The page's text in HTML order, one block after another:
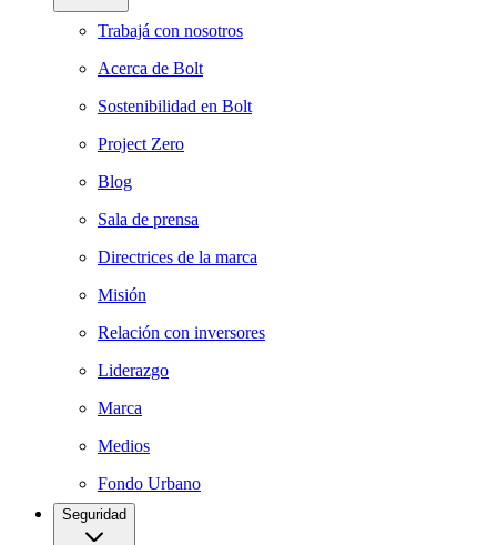
Trabajá con nosotros
Acerca de Bolt
Sostenibilidad en Bolt
Project Zero
Blog
Sala de prensa
Directrices de la marca
Misión
Relación con inversores
Liderazgo
Marca
Medios
Fondo Urbano
Seguridad